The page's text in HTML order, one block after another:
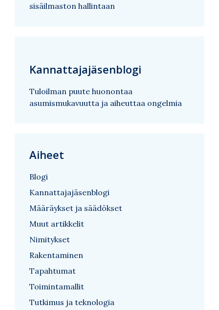
sisäilmaston hallintaan
Kannattajajäsenblogi
Tuloilman puute huonontaa
asumismukavuutta ja aiheuttaa ongelmia
Aiheet
Blogi
Kannattajajäsenblogi
Määräykset ja säädökset
Muut artikkelit
Nimitykset
Rakentaminen
Tapahtumat
Toimintamallit
Tutkimus ja teknologia